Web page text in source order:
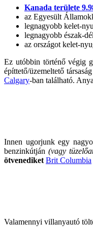
Kanada területe
az Egyesült
legnagyobb kelet-
legnagyobb észak-
az országot kelet-
Ez utóbbin történő végig
építtető/üzemeltető
Calgary-ban található.
Innen ugorjunk egy
benzinkútján (vagy
ötvenediket Brit Columbia
Valamennyi villanyautó